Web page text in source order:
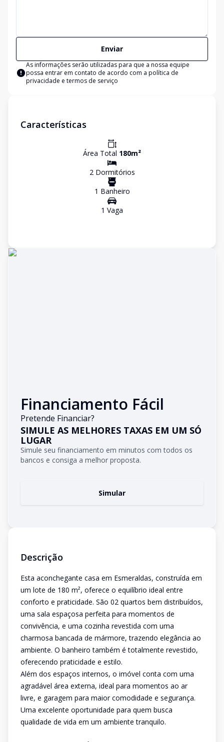
Enviar
As informações serão utilizadas para que a nossa equipe
possa entrar em contato de acordo com a política de
privacidade e termos de serviço
Características
Área Total 180m²
2Dormitórios
1 Banheiro
1 Vaga
Financiamento Fácil
Pretende Financiar?
SIMULE AS MELHORES TAXAS EM UM SÓ
LUGAR
Simule seu financiamento em minutos com todos os
bancos e consiga a melhor proposta.
Simular
Descrição
Esta aconchegante casa em Esmeraldas, construída em
um lote de 180 m², oferece o equilíbrio ideal entre
conforto e praticidade. São 02 quartos bem distribuídos,
uma sala espaçosa perfeita para momentos de
convivência, e uma cozinha revestida com uma
charmosa bancada de mármore, trazendo elegância ao
ambiente. O banheiro também é totalmente revestido,
oferecendo praticidade e estilo.
Além dos espaços internos, o imóvel conta com uma
agradável área externa, ideal para momentos ao ar
livre, e garagem para maior comodidade e segurança.
Uma excelente oportunidade para quem busca
qualidade de vida em um ambiente tranquilo.